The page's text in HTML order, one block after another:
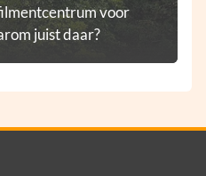
voor
juist daar?